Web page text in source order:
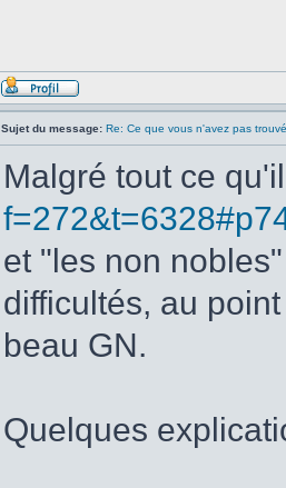
Sujet du message: Re: Ce que vous n'avez pas
Malgré tout ce
et "les non
difficultés, au
beau GN.
Quelques